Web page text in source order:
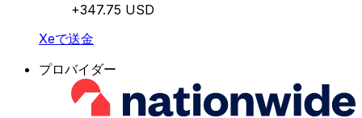
+347.75 USD
Xeで送金
プロバイダー